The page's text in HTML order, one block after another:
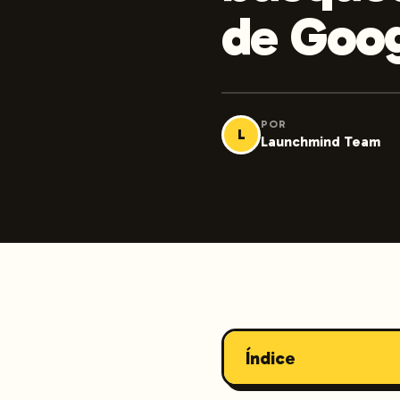
de
L
POR
Launchmind Team
Índice